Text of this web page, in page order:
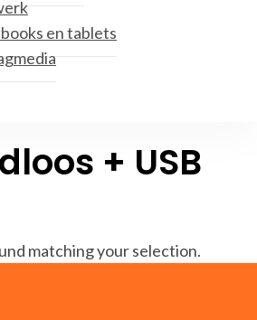
en tablets
+ USB
matching your selection.